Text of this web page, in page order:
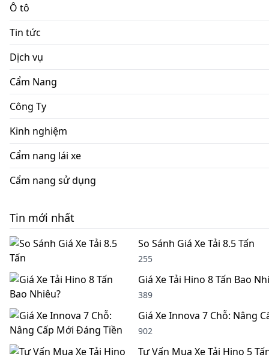
Ô tô
Tin tức
Dịch vụ
Cẩm Nang
Công Ty
Kinh nghiệm
Cẩm nang lái xe
Cẩm nang sử dụng
Tin mới nhất
So Sánh Giá Xe Tải 8.5 Tấn
255
Giá Xe Tải Hino 8 Tấn Bao
389
Giá Xe Innova 7 Chỗ: Nâng
902
Tư Vấn Mua Xe Tải Hino 5